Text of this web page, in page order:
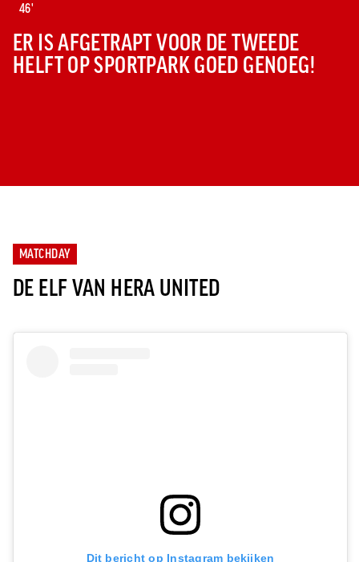
46'
ER IS AFGETRAPT VOOR DE TWEEDE
HELFT OP SPORTPARK GOED GENOEG!
MATCHDAY
DE ELF VAN HERA UNITED
Dit bericht op Instagram bekijken